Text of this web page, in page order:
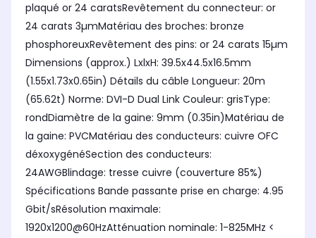
plaqué or 24 caratsRevêtement du connecteur: or
24 carats 3µmMatériau des broches: bronze
phosphoreuxRevêtement des pins: or 24 carats 15µm
Dimensions (approx.) LxlxH: 39.5x44.5x16.5mm
(1.55x1.73x0.65in) Détails du câble Longueur: 20m
(65.62t) Norme: DVI-D Dual Link Couleur: grisType:
rondDiamètre de la gaine: 9mm (0.35in)Matériau de
la gaine: PVCMatériau des conducteurs: cuivre OFC
déxoxygénéSection des conducteurs:
24AWGBlindage: tresse cuivre (couverture 85%)
Spécifications Bande passante prise en charge: 4.95
Gbit/sRésolution maximale:
1920x1200@60HzAtténuation nominale: 1-825MHz <